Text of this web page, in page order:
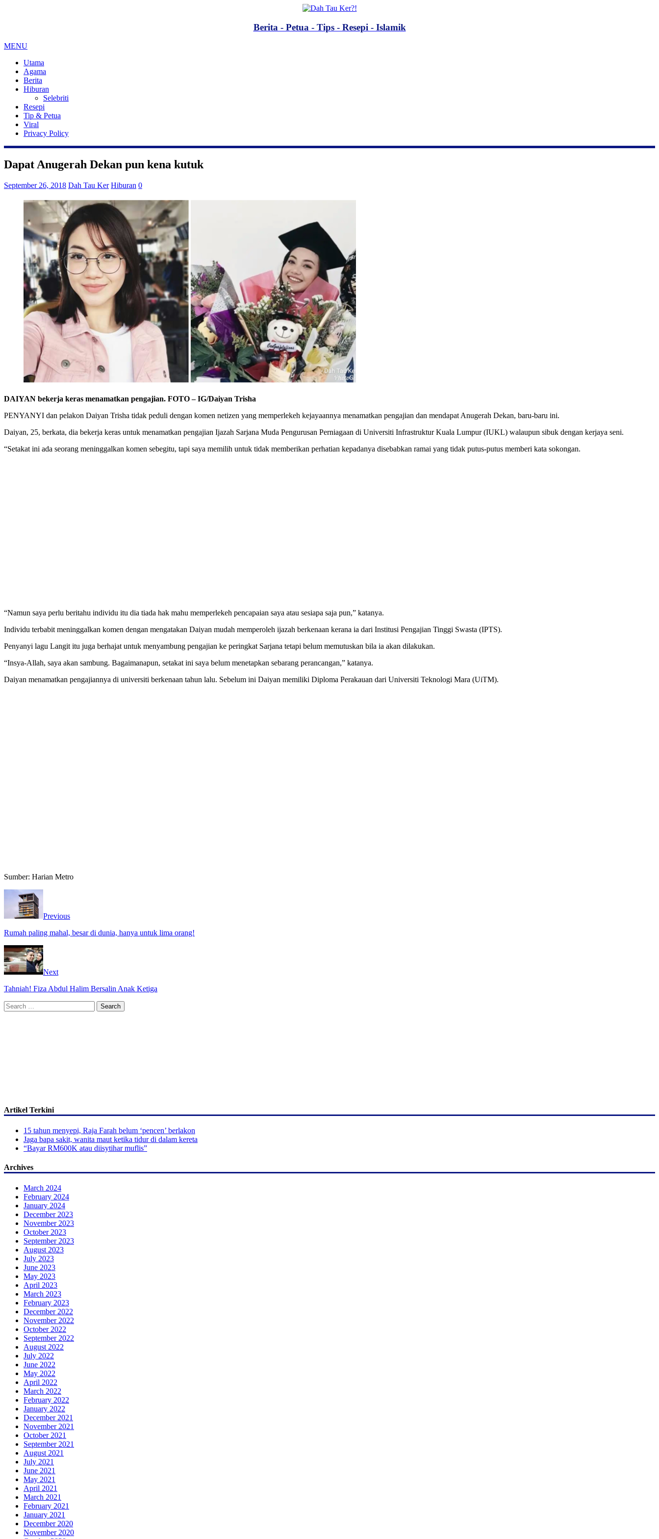
Berita - Petua - Tips - Resepi - Islamik
MENU
Utama
Agama
Berita
Hiburan
Selebriti
Resepi
Tip & Petua
Viral
Privacy Policy
Dapat Anugerah Dekan pun kena kutuk
September 26, 2018 Dah Tau Ker Hiburan 0
DAIYAN bekerja keras menamatkan pengajian. FOTO – IG/Daiyan Trisha
PENYANYI dan pelakon Daiyan Trisha tidak peduli dengan komen netizen yang memperlekeh kejayaannya menamatkan pengajian dan mendapat Anugerah Dekan, baru-baru ini.
Daiyan, 25, berkata, dia bekerja keras untuk menamatkan pengajian Ijazah Sarjana Muda Pengurusan Perniagaan di Universiti Infrastruktur Kuala Lumpur (IUKL) walaupun sibuk dengan kerjaya seni.
“Setakat ini ada seorang meninggalkan komen sebegitu, tapi saya memilih untuk tidak memberikan perhatian kepadanya disebabkan ramai yang tidak putus-putus memberi kata sokongan.
“Namun saya perlu beritahu individu itu dia tiada hak mahu memperlekeh pencapaian saya atau sesiapa saja pun,” katanya.
Individu terbabit meninggalkan komen dengan mengatakan Daiyan mudah memperoleh ijazah berkenaan kerana ia dari Institusi Pengajian Tinggi Swasta (IPTS).
Penyanyi lagu Langit itu juga berhajat untuk menyambung pengajian ke peringkat Sarjana tetapi belum memutuskan bila ia akan dilakukan.
“Insya-Allah, saya akan sambung. Bagaimanapun, setakat ini saya belum menetapkan sebarang perancangan,” katanya.
Daiyan menamatkan pengajiannya di universiti berkenaan tahun lalu. Sebelum ini Daiyan memiliki Diploma Perakauan dari Universiti Teknologi Mara (UiTM).
Sumber: Harian Metro
Previous
Rumah paling mahal, besar di dunia, hanya untuk lima orang!
Next
Tahniah! Fiza Abdul Halim Bersalin Anak Ketiga
Search
for:
Artikel Terkini
15 tahun menyepi, Raja Farah belum ‘pencen’ berlakon
Jaga bapa sakit, wanita maut ketika tidur di dalam kereta
“Bayar RM600K atau diisytihar muflis”
Archives
March 2024
February 2024
January 2024
December 2023
November 2023
October 2023
September 2023
August 2023
July 2023
June 2023
May 2023
April 2023
March 2023
February 2023
December 2022
November 2022
October 2022
September 2022
August 2022
July 2022
June 2022
May 2022
April 2022
March 2022
February 2022
January 2022
December 2021
November 2021
October 2021
September 2021
August 2021
July 2021
June 2021
May 2021
April 2021
March 2021
February 2021
January 2021
December 2020
November 2020